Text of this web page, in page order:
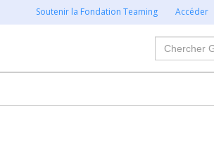
Soutenir la Fondation Teaming Accéder
Chercher